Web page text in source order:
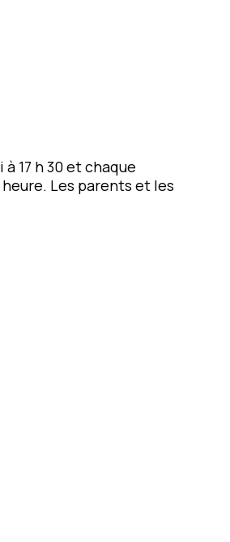
17 h 30 et chaque
Les parents et les